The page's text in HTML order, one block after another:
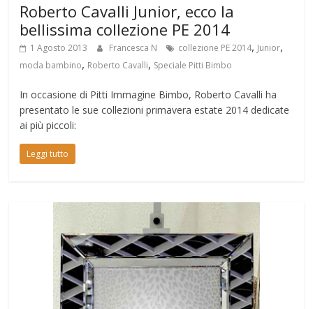
Roberto Cavalli Junior, ecco la
bellissima collezione PE 2014
1 Agosto 2013 Francesca N collezione PE 2014, Junior,
moda bambino, Roberto Cavalli, Speciale Pitti Bimbo
In occasione di Pitti Immagine Bimbo, Roberto Cavalli ha
presentato le sue collezioni primavera estate 2014 dedicate
ai più piccoli:
Leggi tutto